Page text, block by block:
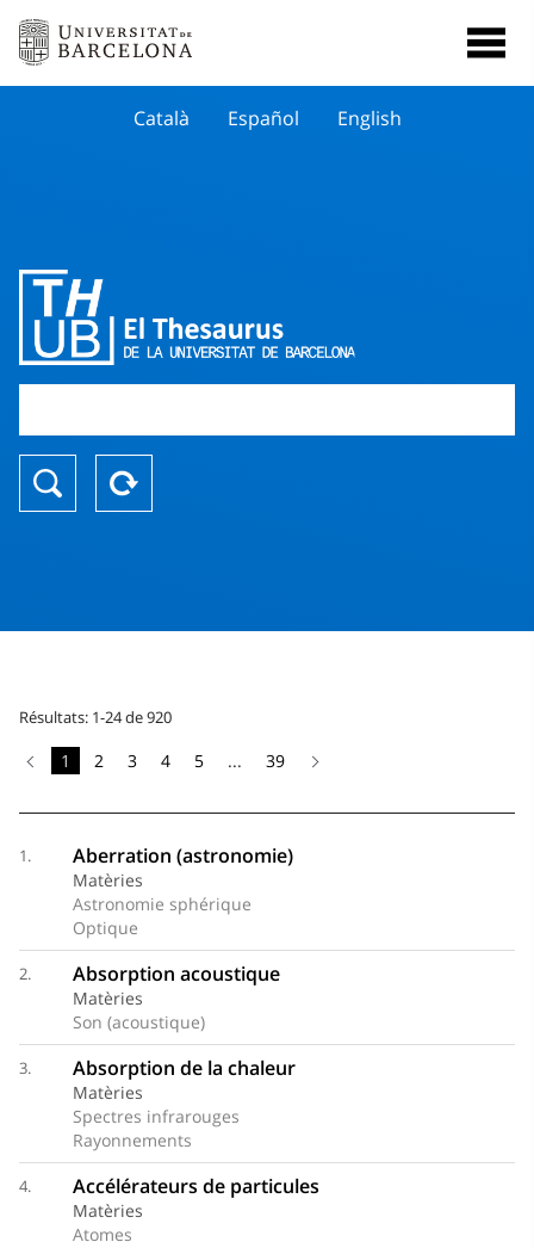
Català Español English
Résultats: 1-24 de 920
1 2 3 4 5 ... 39
1. Aberration (astronomie)
Matèries
Astronomie sphérique
Optique
2. Absorption acoustique
Matèries
Son (acoustique)
3. Absorption de la chaleur
Matèries
Spectres infrarouges
Rayonnements
4. Accélérateurs de particules
Matèries
Atomes